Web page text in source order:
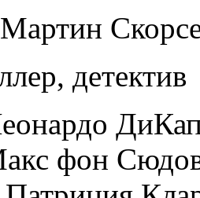
Мартин
детектив
фон